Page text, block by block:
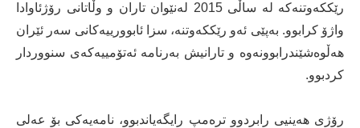
رێککەوتنەکە لە ساڵی 2015 لەنێوان تاران و وڵاتانی رۆژئاوادا
واژۆ کرابوو. بەپێی ئەو رێککەوتنە، سزا ئابوورییەکانی سەر ئێران
هەڵوەشێندرابوونەوە و تارانیش بەرنامە ئەتۆمییەکەی سنووردار
کردبوو.
رۆژی هەینیی رابردوو ترەمپ رایگەیاندبوو، نامەیەکی بۆ عەلی